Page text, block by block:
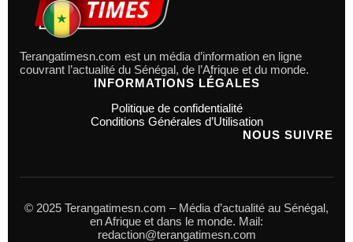
Terangatimesn.com est un média d’information en ligne
couvrant l’actualité du Sénégal, de l’Afrique et du monde.
INFORMATIONS LÉGALES
Politique de confidentialité
Conditions Générales d’Utilisation
NOUS SUIVRE
© 2025 Terangatimesn.com – Média d’actualité au Sénégal,
en Afrique et dans le monde. Mail:
redaction@terangatimesn.com